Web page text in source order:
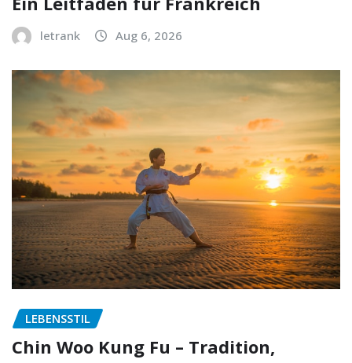
letrank Aug 6, 2026
LEBENSSTIL
Chin Woo Kung Fu – Tradition,